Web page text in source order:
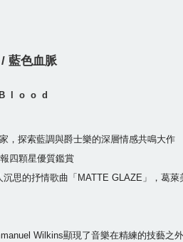
藍色血脈
，探索藍調與爵士樂的深層情感共鳴大作
四顆星優質鑑賞
思的抒情歌曲「MATTE GLAZE」，葛
Wilkins顯現了音樂在精練的技藝